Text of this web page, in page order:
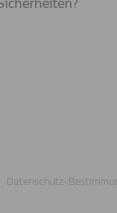
Datenschutz-